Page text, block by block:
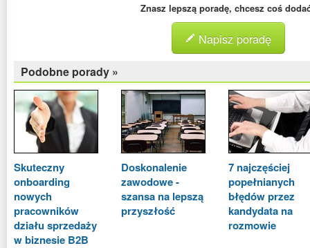
Znasz lepszą poradę, chcesz coś
Napisz poradę
Podobne porady »
Skuteczny
onboarding
nowych
pracowników
działu sprzedaży
w biznesie B2B
Doskonalenie
zawodowe -
szansa na lepszą
przyszłość
7 najczęściej
popełnianych
błędów przez
kandydata na
rozmowie